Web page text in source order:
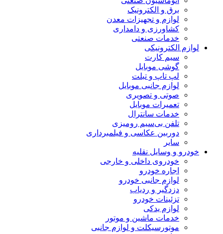
برق و الکترونیک
لوازم و تجهیزات معدن
کشاورزی و دامداری
خدمات صنعتی
لوازم الکترونیکی
سیم کارت
گوشی موبایل
لپ تاپ و تبلت
لوازم جانبی موبایل
صوتی و تصویری
تعمیرات موبایل
خدمات سانترال
تلفن بی‌سیم رومیزی
دوربین عکاسی و فیلمبرداری
سایر
خودرو و وسایل نقلیه
خودروی داخلی و خارجی
اجاره خودرو
لوازم جانبی خودرو
دزدگیر و ردیاب
تزئینات خودرو
لوازم یدکی
خدمات ماشین و موتور
موتورسیکلت و لوازم جانبی